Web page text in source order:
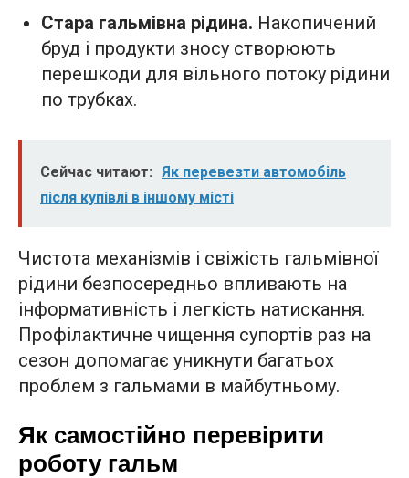
Стара гальмівна рідина. Накопичений
бруд і продукти зносу створюють
перешкоди для вільного потоку рідини
по трубках.
Сейчас читают:
Як перевезти автомобіль
після купівлі в іншому місті
Чистота механізмів і свіжість гальмівної
рідини безпосередньо впливають на
інформативність і легкість натискання.
Профілактичне чищення супортів раз на
сезон допомагає уникнути багатьох
проблем з гальмами в майбутньому.
Як самостійно перевірити
роботу гальм